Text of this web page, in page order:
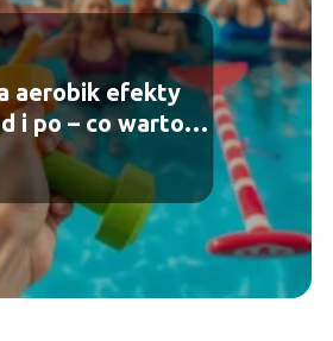
aerobik efekty
i po – co warto
wiedzieć?